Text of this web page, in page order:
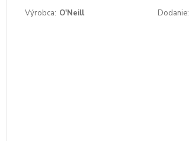
Výrobca: O'Neill Dodanie: